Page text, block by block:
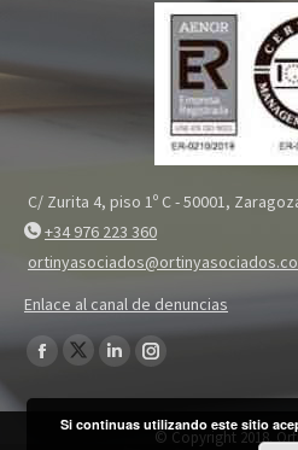
C/ Zurita 4, piso 1º C - 50001,
+34 976 223 360
Enlace al canal de denuncias
Encuéntranos en:
Facebook
page
opens
Twitter
page
opens
Linkedin
page
opens
Instagram
page
opens
© Copyright 2018.
Si continuas utilizando este sitio